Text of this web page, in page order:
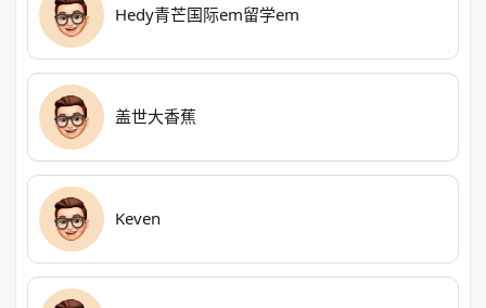
Hedy青芒国际em留学em
盖世大香蕉
Keven